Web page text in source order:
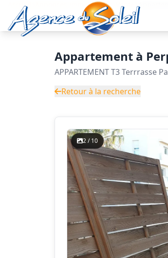
Aller au contenu principal
Accueil Annonces immobilières Vente
Appartement à
APPARTEMENT T3 Terrrasse
Retour à la recherche
2 / 10